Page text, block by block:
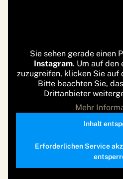
Sie sehen gerade einen
Instagram. Um auf den
zuzugreifen, klicken Sie auf
Bitte beachten Sie,
Drittanbieter
Mehr
Inhalt
Erforderlichen Service